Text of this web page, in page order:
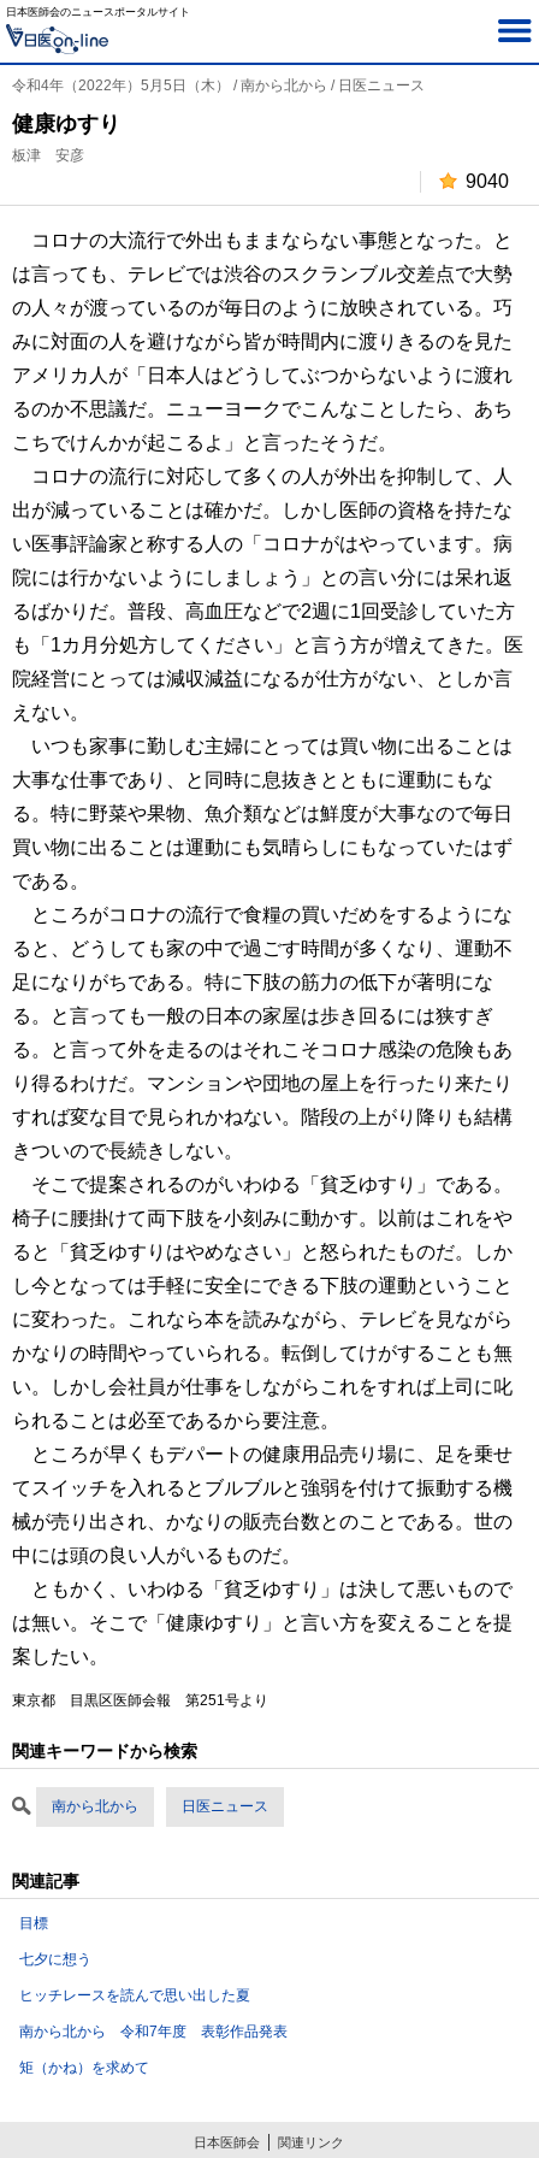
日本医師会のニュースポータルサイト
令和4年（2022年）5月5日（木） / 南から北から / 日医ニュース
健康ゆすり
板津 安彦
9040
コロナの大流行で外出もままならない事態となった。と
は言っても、テレビでは渋谷のスクランブル交差点で大勢
の人々が渡っているのが毎日のように放映されている。巧
みに対面の人を避けながら皆が時間内に渡りきるのを見た
アメリカ人が「日本人はどうしてぶつからないように渡れ
るのか不思議だ。ニューヨークでこんなことしたら、あち
こちでけんかが起こるよ」と言ったそうだ。
コロナの流行に対応して多くの人が外出を抑制して、人
出が減っていることは確かだ。しかし医師の資格を持たな
い医事評論家と称する人の「コロナがはやっています。病
院には行かないようにしましょう」との言い分には呆れ返
るばかりだ。普段、高血圧などで2週に1回受診していた方
も「1カ月分処方してください」と言う方が増えてきた。医
院経営にとっては減収減益になるが仕方がない、としか言
えない。
いつも家事に勤しむ主婦にとっては買い物に出ることは
大事な仕事であり、と同時に息抜きとともに運動にもな
る。特に野菜や果物、魚介類などは鮮度が大事なので毎日
買い物に出ることは運動にも気晴らしにもなっていたはず
である。
ところがコロナの流行で食糧の買いだめをするようにな
ると、どうしても家の中で過ごす時間が多くなり、運動不
足になりがちである。特に下肢の筋力の低下が著明にな
る。と言っても一般の日本の家屋は歩き回るには狭すぎ
る。と言って外を走るのはそれこそコロナ感染の危険もあ
り得るわけだ。マンションや団地の屋上を行ったり来たり
すれば変な目で見られかねない。階段の上がり降りも結構
きついので長続きしない。
そこで提案されるのがいわゆる「貧乏ゆすり」である。
椅子に腰掛けて両下肢を小刻みに動かす。以前はこれをや
ると「貧乏ゆすりはやめなさい」と怒られたものだ。しか
し今となっては手軽に安全にできる下肢の運動ということ
に変わった。これなら本を読みながら、テレビを見ながら
かなりの時間やっていられる。転倒してけがすることも無
い。しかし会社員が仕事をしながらこれをすれば上司に叱
られることは必至であるから要注意。
ところが早くもデパートの健康用品売り場に、足を乗せ
てスイッチを入れるとブルブルと強弱を付けて振動する機
械が売り出され、かなりの販売台数とのことである。世の
中には頭の良い人がいるものだ。
ともかく、いわゆる「貧乏ゆすり」は決して悪いもので
は無い。そこで「健康ゆすり」と言い方を変えることを提
案したい。
東京都 目黒区医師会報 第251号より
関連キーワードから検索
南から北から 日医ニュース
関連記事
目標
七夕に想う
ヒッチレースを読んで思い出した夏
南から北から 令和7年度 表彰作品発表
矩（かね）を求めて
日本医師会 関連リンク